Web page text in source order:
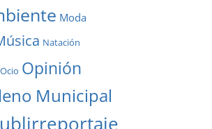
Moda
Natación
Ocio Opinión
Municipal